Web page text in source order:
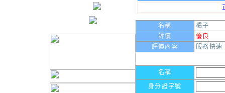
名稱
橘子
評價
優良
評價內容
服務快速
名稱
身分證字號